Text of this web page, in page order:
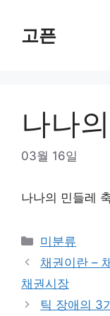
content
고픈
나나
03월 16일
나나의 민들레
Categories
미분류
채권이란 –
채권시장
틱 장애의 3